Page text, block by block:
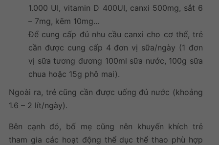
1.000 UI, vitamin D 400UI, canxi 500mg, sắt 6
– 7mg, kẽm 10mg…
Để cung cấp đủ nhu cầu canxi cho cơ thể, trẻ
cần được cung cấp 4 đơn vị sữa/ngày (1 đơn
vị sữa tương đương 100ml sữa nước, 100g sữa
chua hoặc 15g phô mai).
Ngoài ra, trẻ cũng cần được uống đủ nước (khoảng
1.6 – 2 lít/ngày).
Bên cạnh đó, bố mẹ cũng nên khuyến khích trẻ
tham gia các hoạt động thể dục thể thao phù hợp